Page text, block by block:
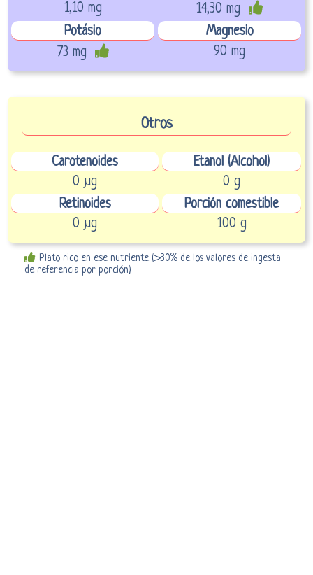
1,10 mg
14,30 mg
Potásio
Magnesio
73 mg
90 mg
Otros
Carotenoides
Etanol (Alcohol)
0 µg
0 g
Retinoides
Porción comestible
0 µg
100 g
: Plato rico en ese nutriente (>30% de los valores de ingesta
de referencia por porción)